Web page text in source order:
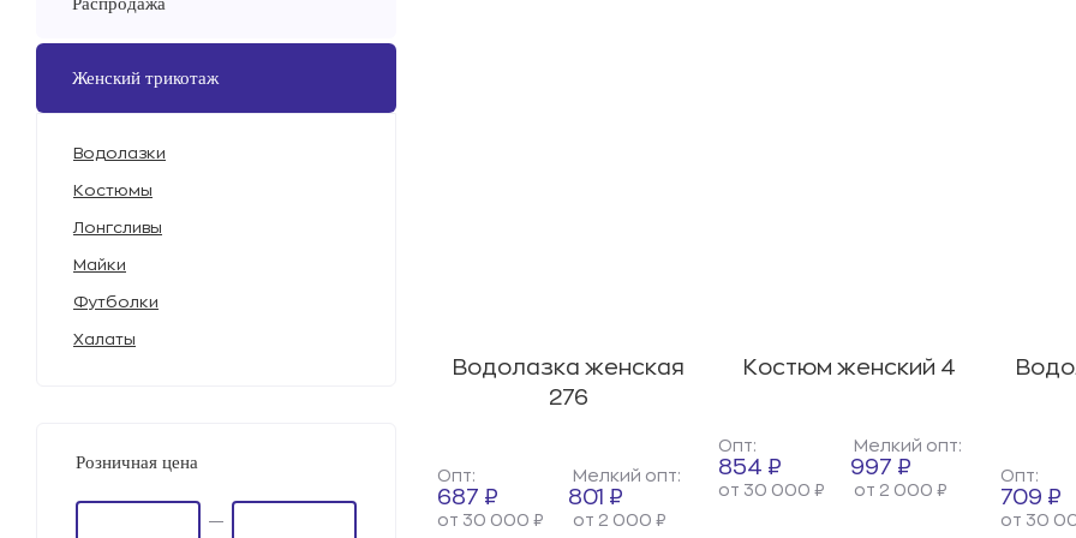
Распродажа
Женский трикотаж
Водолазки
Костюмы
Лонгсливы
Майки
Футболки
Халаты
Розничная цена
Водолазка женская
276
Опт: Мелкий опт:
687 ₽ 801 ₽
от 30 000 ₽ от 2 000 ₽
Костюм женский 4
Опт: Мелкий опт:
854 ₽ 997 ₽
от 30 000 ₽ от 2 000 ₽
Опт:
709 ₽
от 30